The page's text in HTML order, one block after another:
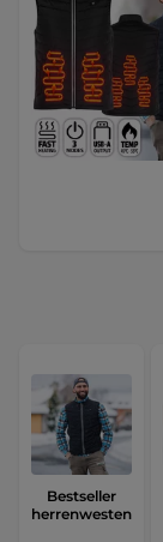
Bestseller
herrenwesten